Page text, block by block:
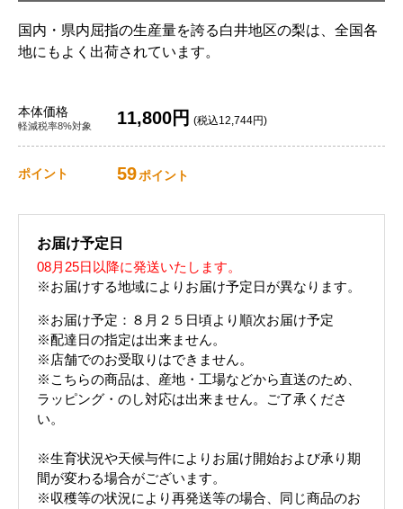
国内・県内屈指の生産量を誇る白井地区の梨は、全国各
地にもよく出荷されています。
本体価格
軽減税率8%対象 11,800円 (税込12,744円)
ポイント 59ポイント
お届け予定日
08月25日以降に発送いたします。
※お届けする地域によりお届け予定日が異なります。
※お届け予定：８月２５日頃より順次お届け予定
※配達日の指定は出来ません。
※店舗でのお受取りはできません。
※こちらの商品は、産地・工場などから直送のため、
ラッピング・のし対応は出来ません。ご了承くださ
い。
※生育状況や天候与件によりお届け開始および承り期
間が変わる場合がございます。
※収穫等の状況により再発送等の場合、同じ商品のお